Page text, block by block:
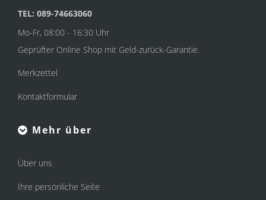
TEL: 089-74663060
Mo-Fr, 08:00 - 16:30 Uhr
Geprüfter Online Shop mit Geld-zurück-Garantie.
Merkzettel
Kontaktformular
Mehr über
Über uns
Ihre persönliche Seite